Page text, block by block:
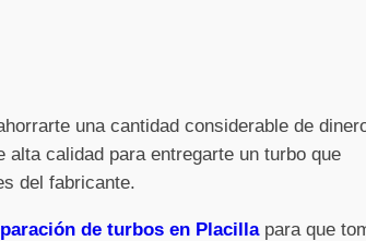
una cantidad considerable de
calidad para entregarte un turbo que
del fabricante.
de turbos en Placillapara que